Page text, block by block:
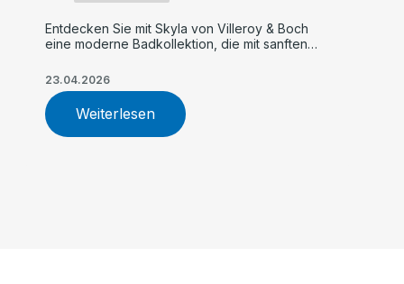
Entdecken Sie mit Skyla von Villeroy & Boch
eine moderne Badkollektion, die mit sanften
Formensprache überzeugt. Flexible Farb- und
Größenoptionen, innovative Armaturen und
nachhaltige WC-Technologie machen Skyla zur
idealen Wahl für Ihr individuelles Traumbad.
23.04.2026
Weiterlesen